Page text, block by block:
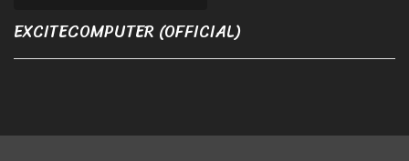
EXCITECOMPUTER (OFFICIAL)